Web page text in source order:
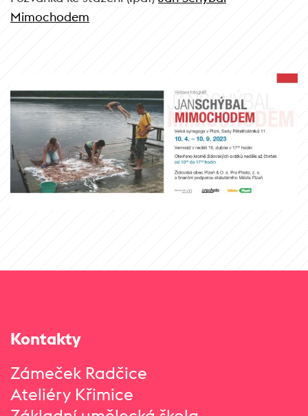
Mimochodem
Kontakty
Zámeček Radčice
Ateliéry Křimice